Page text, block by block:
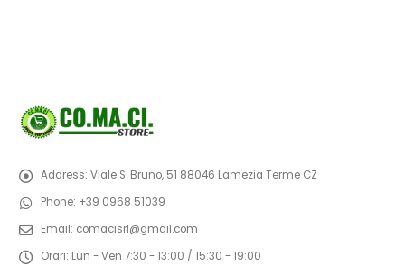
Address: Viale S. Bruno, 51 88046 Lamezia Terme CZ
Phone: +39 0968 51039
Email: comacisrl@gmail.com
Orari: Lun - Ven 7:30 - 13:00 / 15:30 - 19:00